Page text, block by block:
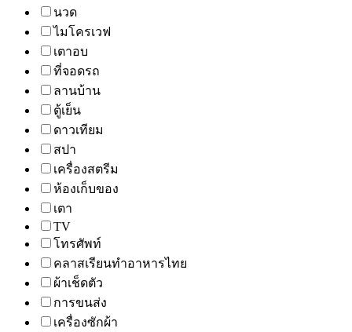
นวด
ไมโครเวฟ
เตาอบ
ที่จอดรถ
ลานบ้าน
ตู้เย็น
ดาวเทียม
สปา
เครื่องสตรีม
ห้องเก็บของ
เตา
TV
โทรศัพท์
คลาสเรียนทำอาหารไทย
ผ้าเช็ดตัว
การขนส่ง
เครื่องซักผ้า